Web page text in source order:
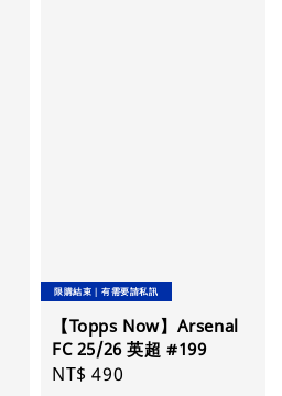
限購結束｜有需要請私訊
【Topps Now】Arsenal
FC 25/26 英超 #199
Regular
NT$ 490